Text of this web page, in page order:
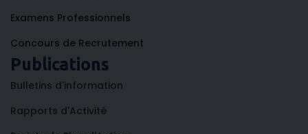
Examens Professionnels
Concours de Recrutement
Publications
Bulletins d'information
Rapports d'Activité